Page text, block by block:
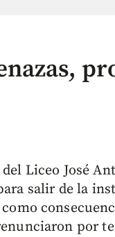
del Liceo José
salir de la
por